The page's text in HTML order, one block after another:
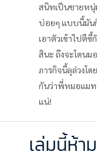
สนิทเป็นชายหนุ่
บ่อยๆ แบบนี้มัน
เอาตัวเข้าไปตี
สินะ ถึงจะโดนม
ภารกิจนี้ลุล่วงโ
กันว่าพี่หมอแมท
แน่!
เล่มนี้ห้า